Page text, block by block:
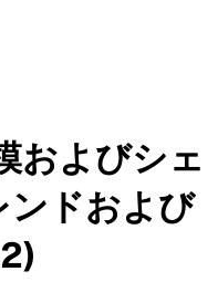
およびシェ
ンドおよび